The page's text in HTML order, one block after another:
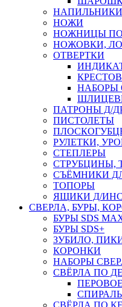
НОЖИ
НОЖНИЦЫ
НОЖОВКИ,
ОТВЕРТКИ
НАБОРЫ
ПАТРОНЫ Д/
ПИСТОЛЕТЫ
РУЛЕТКИ,
СТЕПЛЕРЫ
СТРУБЦИНЫ,
СЪЁМНИКИ
ТОПОРЫ
ЯЩИКИ Д/
СВЕРЛА, БУРЫ,
БУРЫ SDS
БУРЫ SDS+
ЗУБИЛО, ПИКИ
КОРОНКИ
НАБОРЫ
СВЁРЛА ПО
ПЕРОВОЕ
СВЁРЛА ПО